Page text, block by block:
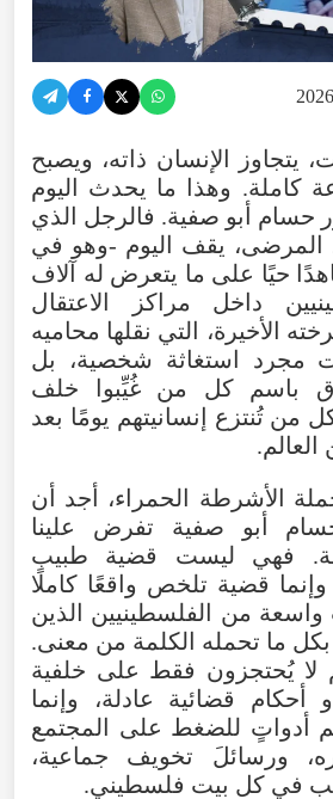
، يتجاوز الإنسان ذاته، ويصبح
كاملة. وهذا ما يحدث اليوم
حسام أبو صفية. فالرجل الذي
المرضى، يقف اليوم -وهو في
حيًا على ما يتعرض له آلاف
داخل مراكز
الاعتقال
الأخيرة، التي نقلها محاميه
مجرد استغاثة شخصية، بل
باسم كل من غُيِّبوا
خلف
من تُنتزع إنسانيتهم يومًا بعد
العالم.
الأشرطة الحمراء، أجد أن
أبو صفية تفرض
علينا
. فهي ليست قضية
طبيب
وإنما قضية تلخص واقعًا كاملًا
واسعة من الفلسطينيين الذين
بكل ما تحمله الكلمة من معنى.
لا يُحتجزون فقط على خلفية
أحكام قضائية عادلة، وإنما
أدواتٍ للضغط على المجتمع
، ورسائلَ تخويف جماعية،
في كل بيت فلسطيني.